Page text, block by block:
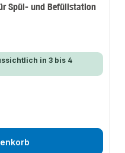
Spül- und Befüllstation
in 3 bis 4